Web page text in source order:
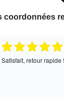
coordonnées
!